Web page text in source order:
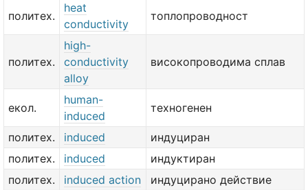
политех.
heat
conductivity
топлопроводност
политех.
high-
conductivity
alloy
високопроводима сплав
екол.
human-
induced
техногенен
политех. induced
индуциран
политех.
induced
индуктиран
политех.
induced action индуцирано действие